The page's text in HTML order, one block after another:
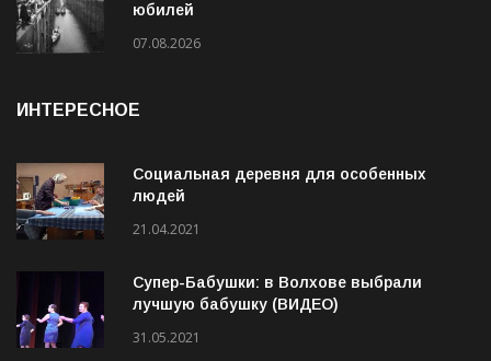
юбилей
07.08.2026
ИНТЕРЕСНОЕ
Социальная деревня для особенных
людей
21.04.2021
Супер-Бабушки: в Волхове выбрали
лучшую бабушку (ВИДЕО)
31.05.2021